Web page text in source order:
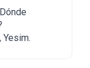
Yesim.